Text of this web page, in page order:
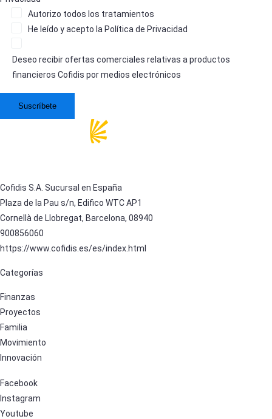
Autorizo todos los tratamientos
He leído y acepto la Política de Privacidad
Deseo recibir ofertas comerciales relativas a productos
financieros Cofidis por medios electrónicos
Cofidis S.A. Sucursal en España
Plaza de la Pau s/n, Edifico WTC AP1
Cornellà de Llobregat, Barcelona, 08940
900856060
https://www.cofidis.es/es/index.html
Categorías
Finanzas
Proyectos
Familia
Movimiento
Innovación
Facebook
Instagram
Youtube